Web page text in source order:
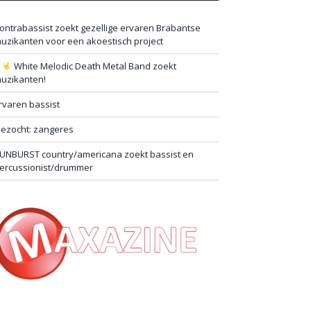
zoekt gezellige ervaren Brabantse
voor een akoestisch project
White Melodic Death Metal Band zoekt
bassist
zangeres
country/americana zoekt bassist en
drummer